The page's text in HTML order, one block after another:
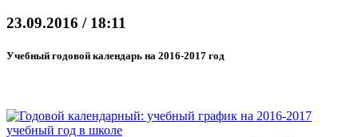
23.09.2016 / 18:11
Учебный годовой календарь на 2016-2017 год